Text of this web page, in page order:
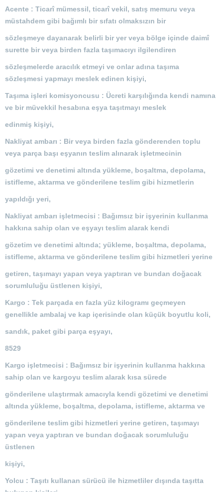
Acente : Ticarî mümessil, ticarî vekil, satış memuru veya
müstahdem gibi bağımlı bir sıfatı olmaksızın bir
sözleşmeye dayanarak belirli bir yer veya bölge içinde daimî
surette bir veya birden fazla taşımacıyı ilgilendiren
sözleşmelerde aracılık etmeyi ve onlar adına taşıma
sözleşmesi yapmayı meslek edinen kişiyi,
Taşıma işleri komisyoncusu : Ücreti karşılığında kendi namına
ve bir müvekkil hesabına eşya taşıtmayı meslek
edinmiş kişiyi,
Nakliyat ambarı : Bir veya birden fazla gönderenden toplu
veya parça başı eşyanın teslim alınarak işletmecinin
gözetimi ve denetimi altında yükleme, boşaltma, depolama,
istifleme, aktarma ve gönderilene teslim gibi hizmetlerin
yapıldığı yeri,
Nakliyat ambarı işletmecisi : Bağımsız bir işyerinin kullanma
hakkına sahip olan ve eşyayı teslim alarak kendi
gözetim ve denetimi altında; yükleme, boşaltma, depolama,
istifleme, aktarma ve gönderilene teslim gibi hizmetleri yerine
getiren, taşımayı yapan veya yaptıran ve bundan doğacak
sorumluluğu üstlenen kişiyi,
Kargo : Tek parçada en fazla yüz kilogramı geçmeyen
genellikle ambalaj ve kap içerisinde olan küçük boyutlu koli,
sandık, paket gibi parça eşyayı,
8529
Kargo işletmecisi : Bağımsız bir işyerinin kullanma hakkına
sahip olan ve kargoyu teslim alarak kısa sürede
gönderilene ulaştırmak amacıyla kendi gözetimi ve denetimi
altında yükleme, boşaltma, depolama, istifleme, aktarma ve
gönderilene teslim gibi hizmetleri yerine getiren, taşımayı
yapan veya yaptıran ve bundan doğacak sorumluluğu
üstlenen
kişiyi,
Yolcu : Taşıtı kullanan sürücü ile hizmetliler dışında taşıtta